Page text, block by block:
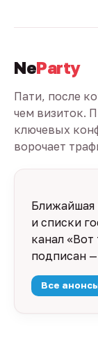
NeParty
Пати, после
чем визиток.
ключевых
ворочает
Ближайшая
и списки
канал «Вот
подписан
Все